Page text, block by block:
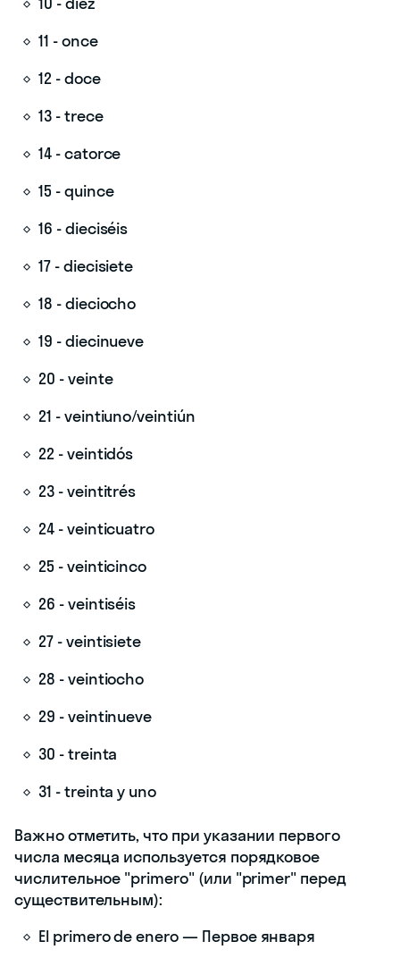
11 - once
12 - doce
13 - trece
14 - catorce
15 - quince
16 - dieciséis
17 - diecisiete
18 - dieciocho
19 - diecinueve
20 - veinte
21 - veintiuno/veintiún
22 - veintidós
23 - veintitrés
24 - veinticuatro
25 - veinticinco
26 - veintiséis
27 - veintisiete
28 - veintiocho
29 - veintinueve
30 - treinta
31 - treinta y uno
Важно отметить, что при указании первого
числа месяца используется порядковое
числительное "primero" (или "primer" перед
существительным):
El primero de enero — Первое января